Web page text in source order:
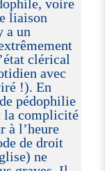
voire
liaison
a un
clérical
avec
!). En
pédophilie
la complicité
à l’heure
de droit
ne